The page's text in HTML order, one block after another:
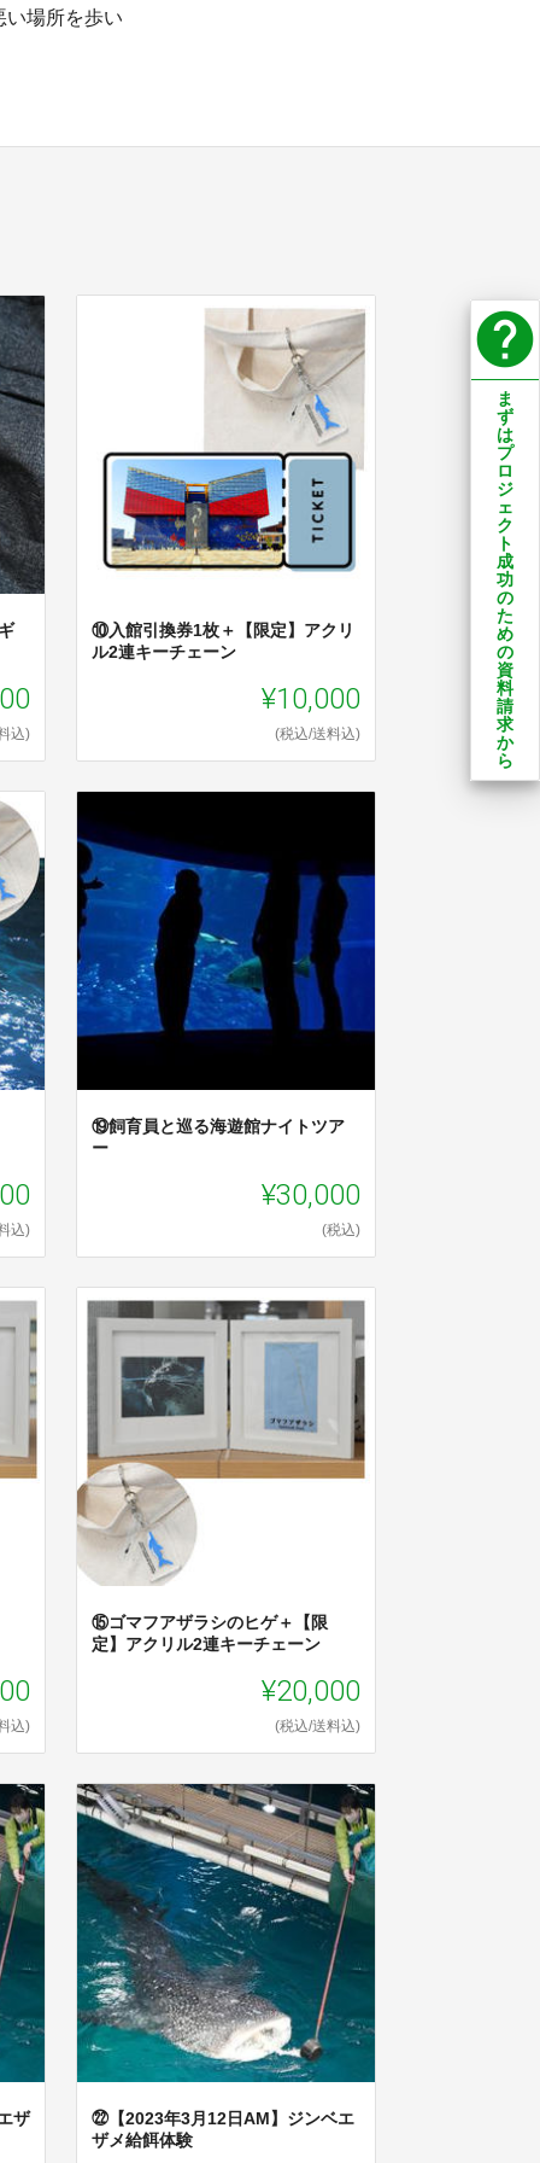
場所を歩い
込)
⑩入館引換券1枚＋【限定】アクリ
ル2連キーチェーン
¥10,000
(税込/送料込)
込)
⑲飼育員と巡る海遊館ナイトツア
ー
¥30,000
(税込)
込)
⑮ゴマフアザラシのヒゲ＋【限
定】アクリル2連キーチェーン
¥20,000
(税込/送料込)
ザ
㉒【2023年3月12日AM】ジンベエ
ザメ給餌体験
help
ま
ず
は
プ
ロ
ジ
ェ
ク
ト
成
功
の
た
め
の
資
料
請
求
か
ら